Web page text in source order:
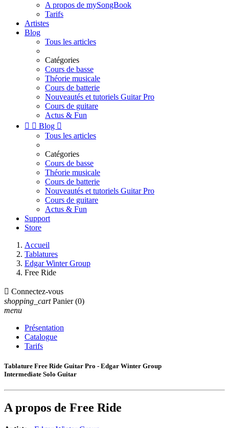
A propos de mySongBook
Tarifs
Artistes
Blog
Tous les articles
Catégories
Cours de basse
Théorie musicale
Cours de batterie
Nouveautés et tutoriels Guitar Pro
Cours de guitare
Actus & Fun
  Blog 
Tous les articles
Catégories
Cours de basse
Théorie musicale
Cours de batterie
Nouveautés et tutoriels Guitar Pro
Cours de guitare
Actus & Fun
Support
Store
Accueil
Tablatures
Edgar Winter Group
Free Ride
 Connectez-vous
shopping_cart Panier (0)
menu
Présentation
Catalogue
Tarifs
Tablature Free Ride Guitar Pro - Edgar Winter Group
Intermediate Solo Guitar
A propos de Free Ride